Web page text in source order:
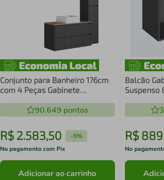
Conjunto para Banheiro 176cm
com 4 Peças Gabinete
Cuba Branca90.649 pontos
R$2.583,50 -5%
No pagamento com Pix
Adicionar ao carrinho
Balcão
Suspenso
R$ 889
No